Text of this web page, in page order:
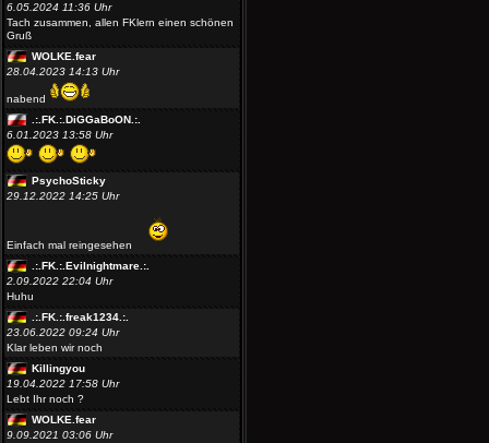
6.05.2024 11:36 Uhr
Tach zusammen, allen FKlern einen schönen
Gruß
WOLKE.fear
28.04.2023 14:13 Uhr
nabend
.:.FK.:.DiGGaBoON.:.
6.01.2023 13:58 Uhr
PsychoSticky
29.12.2022 14:25 Uhr
Einfach mal reingesehen
.:.FK.:.Evilnightmare.:.
2.09.2022 22:04 Uhr
Huhu
.:.FK.:.freak1234.:.
23.06.2022 09:24 Uhr
Klar leben wir noch
Killingyou
19.04.2022 17:58 Uhr
Lebt Ihr noch ?
WOLKE.fear
9.09.2021 03:06 Uhr